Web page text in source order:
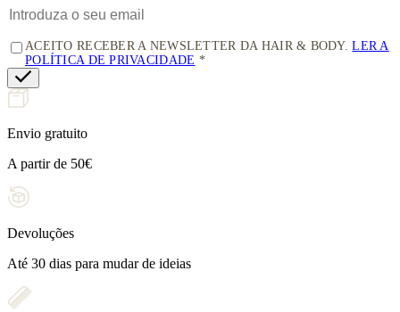
ACEITO RECEBER A NEWSLETTER DA HAIR & BODY.LER A
POLÍTICA DE PRIVACIDADE
Envio gratuito
A partir de 50€
Devoluções
Até 30 dias para mudar de ideias